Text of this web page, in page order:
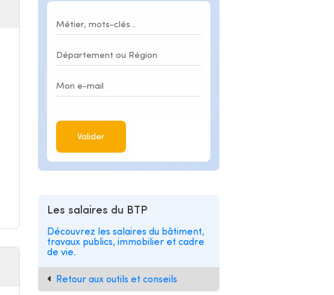
Valider
Les salaires du BTP
Découvrez les salaires du bâtiment,
travaux publics, immobilier et cadre
de vie.
Retour aux outils et conseils